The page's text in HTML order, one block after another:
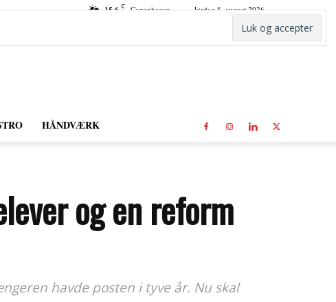
15.6 C Copenhagen lørdag 8. august 2026
HÅNDVÆRK
og en reform
havde posten i tyve år. Nu skal